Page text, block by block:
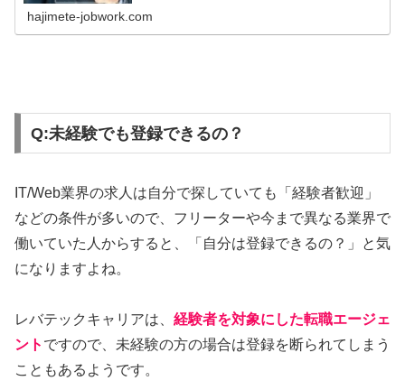
も、ぜひお役立てください。
hajimete-jobwork.com
Q:未経験でも登録できるの？
IT/Web業界の求人は自分で探していても「経験者歓迎」
などの条件が多いので、フリーターや今まで異なる業界で
働いていた人からすると、「自分は登録できるの？」と気
になりますよね。
レバテックキャリアは、 経験者を対象にした転職エージェ
ント ですので、未経験の方の場合は登録を断られてしまう
こともあるようです。